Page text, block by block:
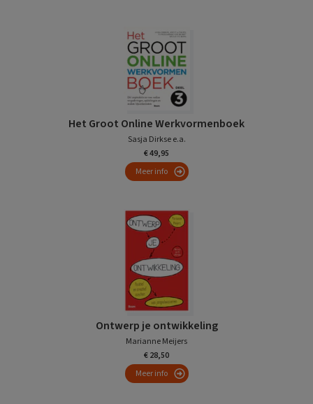
Het Groot Online Werkvormenboek
Sasja Dirkse e.a.
€ 49,95
Meer info
Ontwerp je ontwikkeling
Marianne Meijers
€ 28,50
Meer info